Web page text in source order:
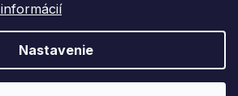
Nastavenie
UPLATNIŤ ZĽAVU!